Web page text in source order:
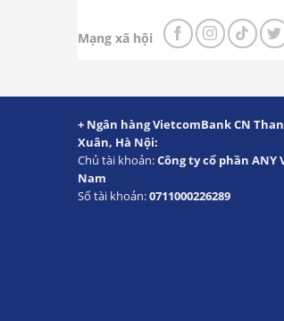
Mạng xã hội
+ Ngân hàng VietcomBank CN
Xuân, Hà Nội:
Chủ tài khoản:Công ty cổ phần ANY
Nam
Số tài khoản:0711000226289